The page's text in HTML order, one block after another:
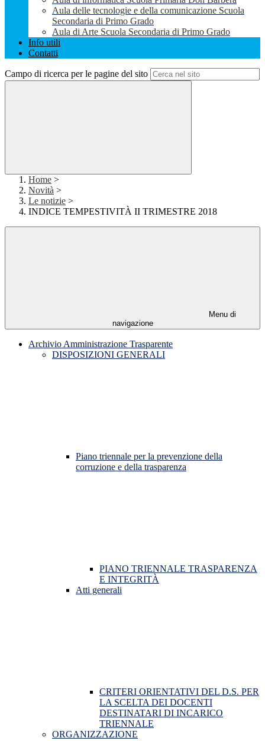
Aula delle tecnologie e della comunicazione Scuola
Secondaria di Primo Grado
Aula di Arte Scuola Secondaria di Primo Grado
Info utili
Contatti
Campo di ricerca per le pagine del sito
Home >
Novità >
Le notizie >
INDICE TEMPESTIVITÀ II TRIMESTRE 2018
Menu di
navigazione
Archivio Amministrazione Trasparente
DISPOSIZIONI GENERALI
Piano triennale per la prevenzione della
corruzione e della trasparenza
PIANO TRIENNALE TRASPARENZA
E INTEGRITÀ
Atti generali
CRITERI ORIENTATIVI DEL D.S. PER
LA SCELTA DEI DOCENTI
DESTINATARI DI INCARICO
TRIENNALE
ORGANIZZAZIONE